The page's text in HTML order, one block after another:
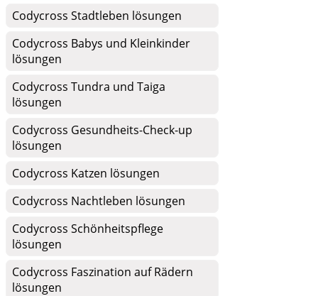
Codycross Stadtleben lösungen
Codycross Babys und Kleinkinder
lösungen
Codycross Tundra und Taiga
lösungen
Codycross Gesundheits-Check-up
lösungen
Codycross Katzen lösungen
Codycross Nachtleben lösungen
Codycross Schönheitspflege
lösungen
Codycross Faszination auf Rädern
lösungen